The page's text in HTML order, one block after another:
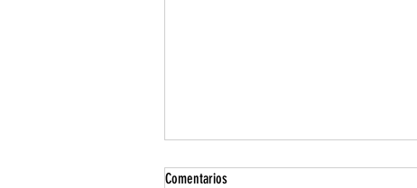
Comentarios